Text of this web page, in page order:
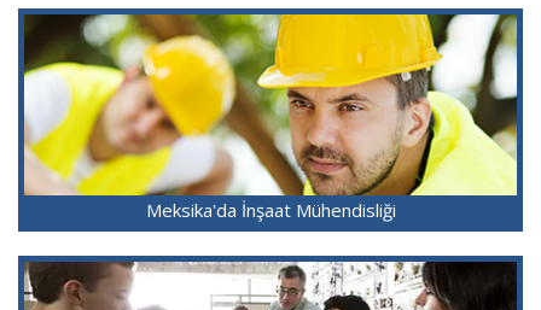
Meksika'da İnşaat Mühendisliği